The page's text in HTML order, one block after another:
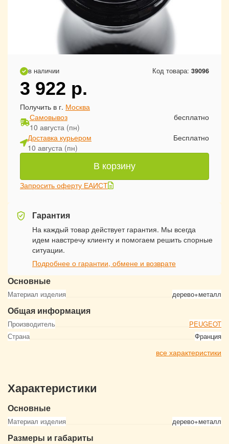
Основные
Материал изделия дерево+металл
Общая информация
Производитель
PEUGEOT
Страна
Франция
все характеристики
в наличии Код товара: 39096
3 922 р.
Получить в г. Москва
Самовывоз
10 августа (пн)
бесплатно
Доставка курьером
10 августа (пн)
Бесплатно
В корзину
Запросить оферту ЕАИСТ
Гарантия
На каждый товар действует гарантия. Мы всегда
идем навстречу клиенту и помогаем решить спорные
ситуации.
Подробнее о гарантии, обмене и возврате
Характеристики
Основные
Материал изделия дерево+металл
Размеры и габариты